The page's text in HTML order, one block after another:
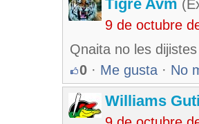
Tigre Avm
9 de octubre
Qnaita no les
0 · Me gusta · No
Williams